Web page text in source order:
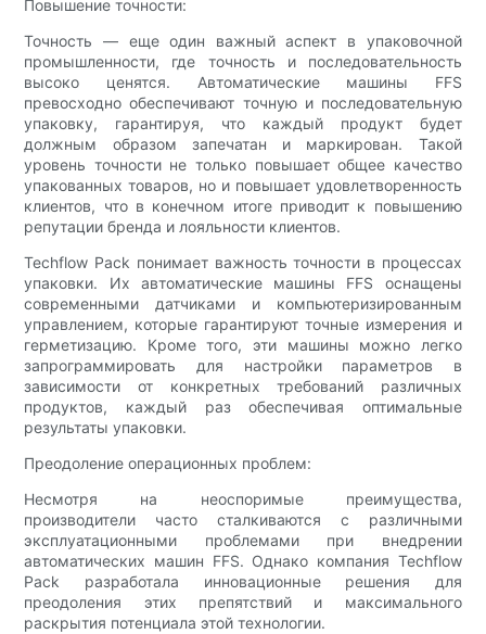
Повышение точности:
Точность — еще один важный аспект в упаковочной
промышленности, где точность и последовательность
высоко ценятся. Автоматические машины FFS
превосходно обеспечивают точную и последовательную
упаковку, гарантируя, что каждый продукт будет
должным образом запечатан и маркирован. Такой
уровень точности не только повышает общее качество
упакованных товаров, но и повышает удовлетворенность
клиентов, что в конечном итоге приводит к повышению
репутации бренда и лояльности клиентов.
Techflow Pack понимает важность точности в процессах
упаковки. Их автоматические машины FFS оснащены
современными датчиками и компьютеризированным
управлением, которые гарантируют точные измерения и
герметизацию. Кроме того, эти машины можно легко
запрограммировать для настройки параметров в
зависимости от конкретных требований различных
продуктов, каждый раз обеспечивая оптимальные
результаты упаковки.
Преодоление операционных проблем:
Несмотря на неоспоримые преимущества,
производители часто сталкиваются с различными
эксплуатационными проблемами при внедрении
автоматических машин FFS. Однако компания Techflow
Pack разработала инновационные решения для
преодоления этих препятствий и максимального
раскрытия потенциала этой технологии.